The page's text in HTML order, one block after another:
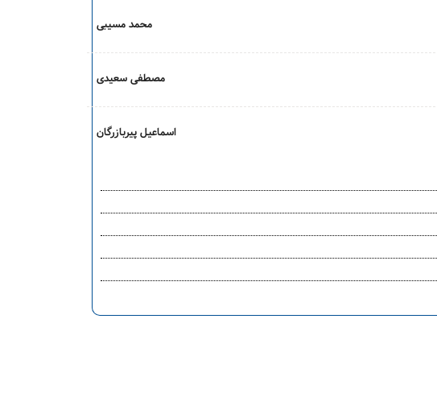
محمد مسیبی
مصطفی سعیدی
اسماعیل پیربازرگان